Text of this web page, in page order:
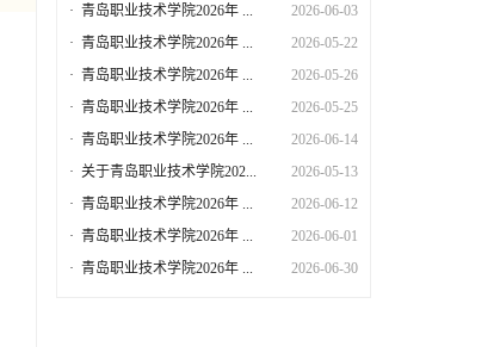
· 青岛职业技术学院2026年 ...
2026-06-03
· 青岛职业技术学院2026年 ...
2026-05-22
· 青岛职业技术学院2026年 ...
2026-05-26
· 青岛职业技术学院2026年 ...
2026-05-25
· 青岛职业技术学院2026年 ...
2026-06-14
· 关于青岛职业技术学院202...
2026-05-13
· 青岛职业技术学院2026年 ...
2026-06-12
· 青岛职业技术学院2026年 ...
2026-06-01
· 青岛职业技术学院2026年 ... 2026-06-30